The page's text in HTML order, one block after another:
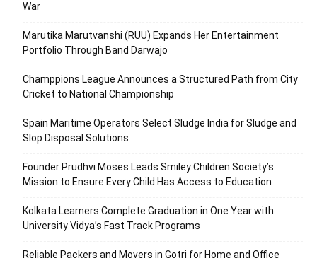
War
Marutika Marutvanshi (RUU) Expands Her Entertainment
Portfolio Through Band Darwajo
Champpions League Announces a Structured Path from City
Cricket to National Championship
Spain Maritime Operators Select Sludge India for Sludge and
Slop Disposal Solutions
Founder Prudhvi Moses Leads Smiley Children Society’s
Mission to Ensure Every Child Has Access to Education
Kolkata Learners Complete Graduation in One Year with
University Vidya’s Fast Track Programs
Reliable Packers and Movers in Gotri for Home and Office